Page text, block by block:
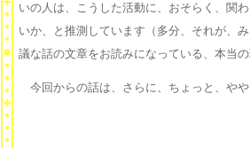
いの人は、こうした活動に、おそらく、関
いか、と推測しています（多分、それが、
議な話の文章をお読みになっている、本当の
今回からの話は、さらに、ちょっと、やや